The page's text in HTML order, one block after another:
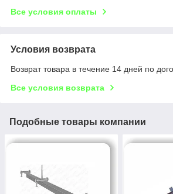
Все условия оплаты
Условия возврата
Возврат товара в течение 14 дней по
Все условия возврата
Подобные товары компании